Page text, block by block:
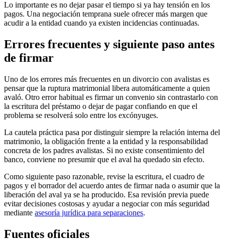
Lo importante es no dejar pasar el tiempo si ya hay tensión en los
pagos. Una negociación temprana suele ofrecer más margen que
acudir a la entidad cuando ya existen incidencias continuadas.
Errores frecuentes y siguiente paso antes
de firmar
Uno de los errores más frecuentes en un divorcio con avalistas es
pensar que la ruptura matrimonial libera automáticamente a quien
avaló. Otro error habitual es firmar un convenio sin contrastarlo con
la escritura del préstamo o dejar de pagar confiando en que el
problema se resolverá solo entre los excónyuges.
La cautela práctica pasa por distinguir siempre la relación interna del
matrimonio, la obligación frente a la entidad y la responsabilidad
concreta de los padres avalistas. Si no existe consentimiento del
banco, conviene no presumir que el aval ha quedado sin efecto.
Como siguiente paso razonable, revise la escritura, el cuadro de
pagos y el borrador del acuerdo antes de firmar nada o asumir que la
liberación del aval ya se ha producido. Esa revisión previa puede
evitar decisiones costosas y ayudar a negociar con más seguridad
mediante asesoría jurídica para separaciones.
Fuentes oficiales